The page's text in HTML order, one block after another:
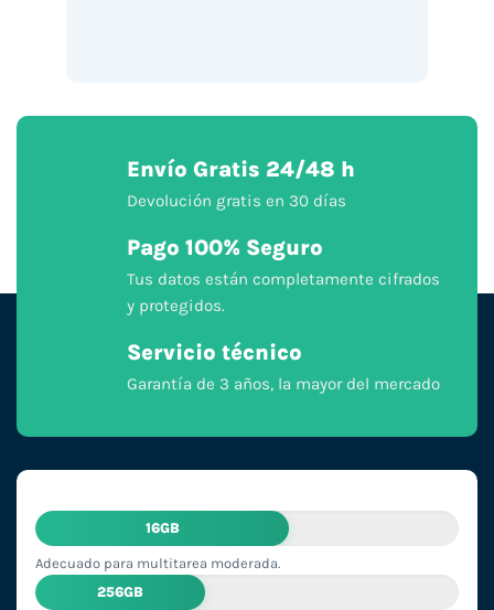
Envío Gratis 24/48 h
Devolución gratis en 30 días
Pago 100% Seguro
Tus datos están completamente cifrados
y protegidos.
Servicio técnico
Garantía de 3 años, la mayor del mercado
16GB
Adecuado para multitarea moderada.
256GB